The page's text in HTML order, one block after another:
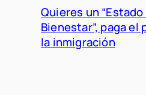
Quieres un
Bienestar”, paga el
la inmigración